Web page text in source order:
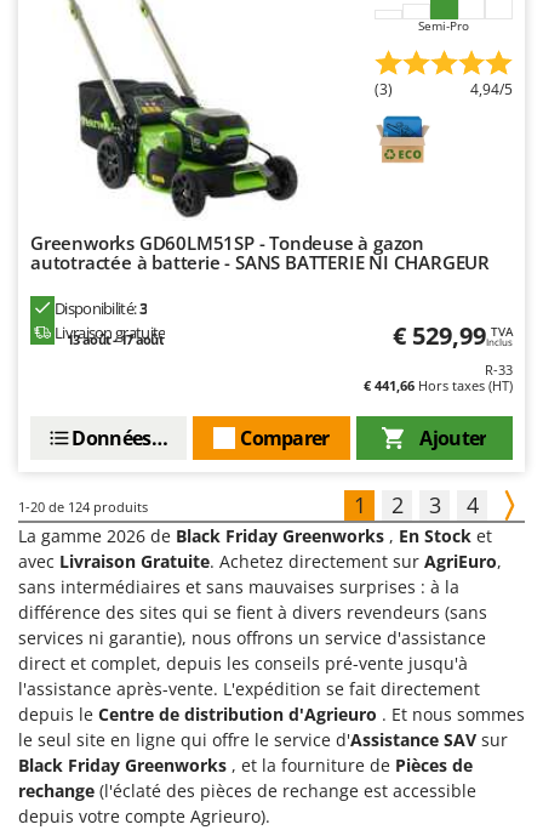
Semi-Pro
(3) 4,94/5
Greenworks GD60LM51SP - Tondeuse à gazon
autotractée à batterie - SANS BATTERIE NI CHARGEUR
Disponibilité:3
Livraison gratuite
13 août - 17 août € 529,99 TVA
Inclus
R-33
€ 441,66 Hors taxes (HT)
Ajouter
Comparer
Données techniques
1-20 de 124 produits 1 2 3 4
La gamme 2026 de Black Friday Greenworks , En Stock et
avec Livraison Gratuite. Achetez directement sur AgriEuro,
sans intermédiaires et sans mauvaises surprises : à la
différence des sites qui se fient à divers revendeurs (sans
services ni garantie), nous offrons un service d'assistance
direct et complet, depuis les conseils pré-vente jusqu'à
l'assistance après-vente. L'expédition se fait directement
depuis le Centre de distribution d'Agrieuro . Et nous sommes
le seul site en ligne qui offre le service d'Assistance SAV sur
Black Friday Greenworks , et la fourniture de Pièces de
rechange (l'éclaté des pièces de rechange est accessible
depuis votre compte Agrieuro).